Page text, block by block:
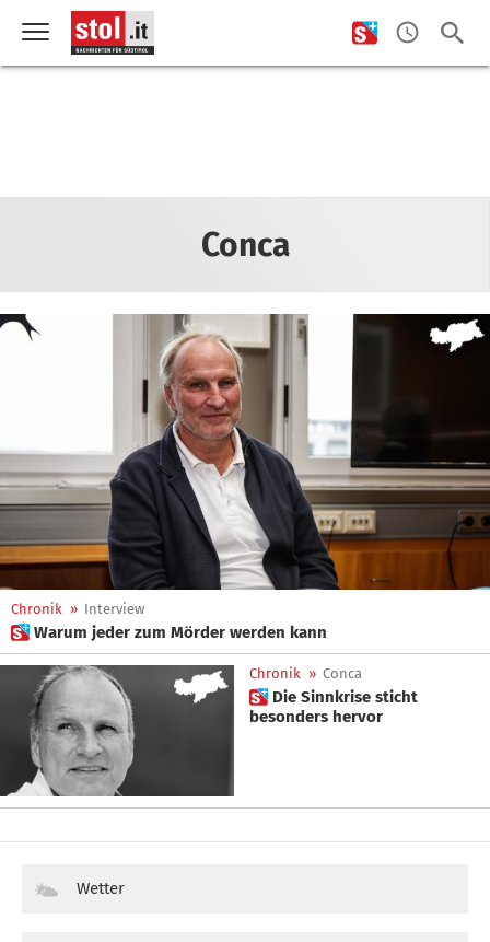
Conca
Chronik » Interview
 Warum jeder zum Mörder werden kann
Chronik » Conca
 Die Sinnkrise sticht
besonders hervor
Wetter